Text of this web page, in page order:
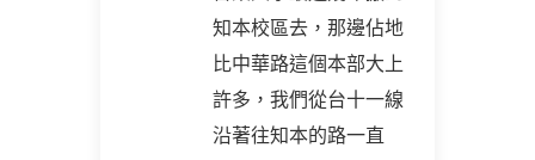
知本校區去，那邊佔地
比中華路這個本部大上
許多，我們從台十一線
沿著往知本的路一直